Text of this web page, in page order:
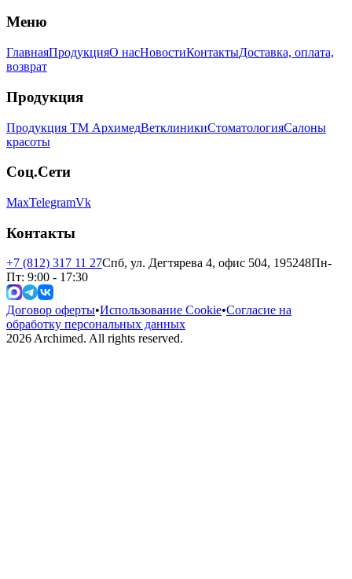
Меню
ГлавнаяПродукцияО насНовостиКонтактыДоставка, оплата,
возврат
Продукция
Продукция ТМ АрхимедВетклиникиСтоматологияСалоны
красоты
Соц.Сети
MaxTelegramVk
Контакты
+7 (812) 317 11 27Спб, ул. Дегтярева 4, офис 504, 195248Пн-
Пт: 9:00 - 17:30
Договор оферты•Использование Cookie•Согласие на
обработку персональных данных
2026Archimed. All rights reserved.